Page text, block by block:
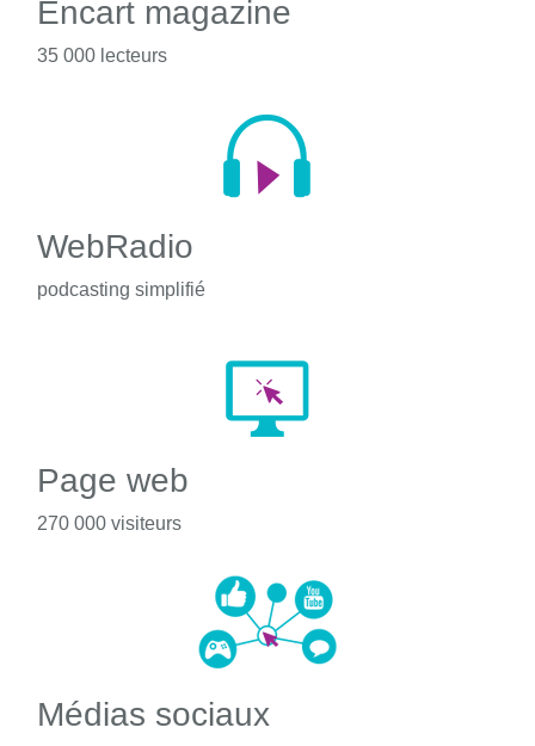
Encart magazine
35 000 lecteurs
WebRadio
podcasting simplifié
Page web
270 000 visiteurs
Médias sociaux